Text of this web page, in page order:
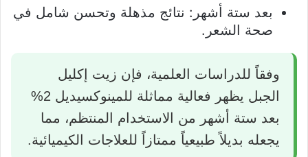
بعد ستة أشهر: نتائج مذهلة وتحسن شامل في
صحة الشعر.
وفقاً للدراسات العلمية، فإن زيت إكليل
الجبل يظهر فعالية مماثلة للمينوكسيديل 2%
بعد ستة أشهر من الاستخدام المنتظم، مما
يجعله بديلاً طبيعياً ممتازاً للعلاجات الكيميائية.